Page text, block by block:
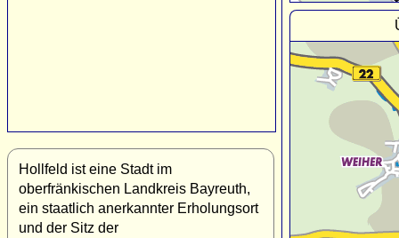
Hollfeld ist eine Stadt im
oberfränkischen Landkreis Bayreuth,
ein staatlich anerkannter Erholungsort
und der Sitz der